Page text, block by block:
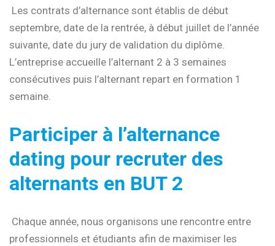
Les contrats d’alternance sont établis de début
septembre, date de la rentrée, à début juillet de l’année
suivante, date du jury de validation du diplôme.
L’entreprise accueille l’alternant 2 à 3 semaines
consécutives puis l’alternant repart en formation 1
semaine.
Participer à l’alternance
dating pour recruter des
alternants en BUT 2
Chaque année, nous organisons une rencontre entre
professionnels et étudiants afin de maximiser les